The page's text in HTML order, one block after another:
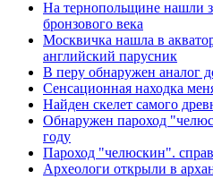
На тернопольщине нашли
бронзового века
Москвичка нашла в
английский парусник
В перу обнаружен аналог
Сенсационная находка
Найден скелет самого
Обнаружен пароход
году
Пароход "челюскин".
Археологи открыли в